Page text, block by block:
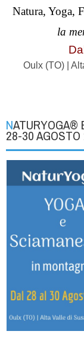
Natura, Yoga,
la
Oulx (TO) |
NATURYOGA® E SCIAMANESIMO IN MONTAGNA |
28-30